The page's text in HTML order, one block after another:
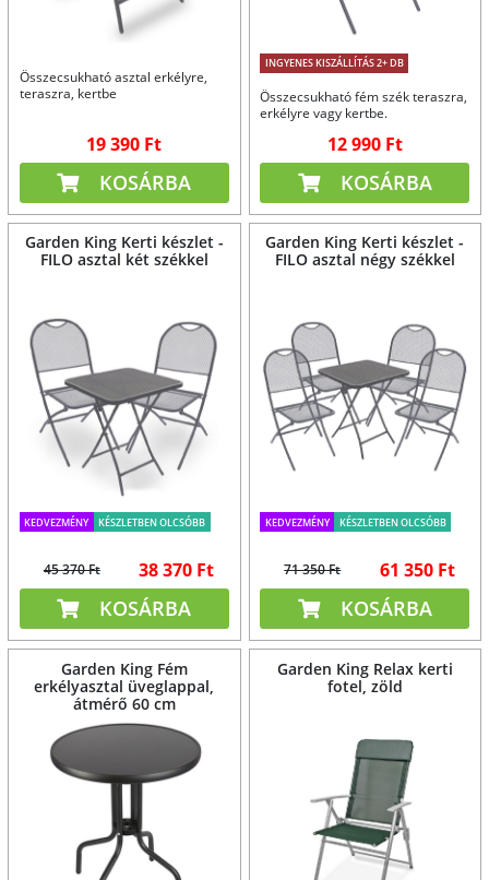
Összecsukható asztal erkélyre,
teraszra, kertbe
19 390 Ft
KOSÁRBA
INGYENES KISZÁLLÍTÁS 2+ DB
Összecsukható fém szék teraszra,
erkélyre vagy kertbe.
12 990 Ft
KOSÁRBA
Garden King Kerti készlet -
FILO asztal két székkel
KEDVEZMÉNY KÉSZLETBEN OLCSÓBB
45 370 Ft 38 370 Ft
KOSÁRBA
Garden King Kerti készlet -
FILO asztal négy székkel
KEDVEZMÉNY KÉSZLETBEN OLCSÓBB
71 350 Ft 61 350 Ft
KOSÁRBA
Garden King Fém
erkélyasztal üveglappal,
átmérő 60 cm
Garden King Relax kerti
fotel, zöld